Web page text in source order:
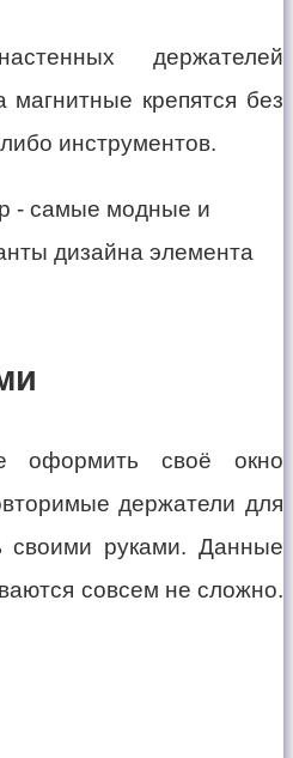
держателей
магнитные крепятся без
инструментов.
оформить своё окно
держатели для
своими руками. Данные
совсем не сложно.